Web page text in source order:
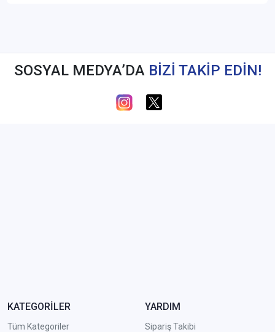
SOSYAL MEDYA’DA BİZİ TAKİP EDİN!
KATEGORİLER
Tüm Kategoriler
YARDIM
Sipariş Takibi